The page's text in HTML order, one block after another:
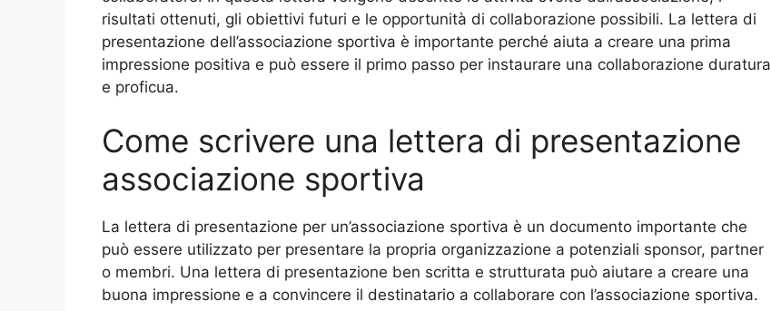
risultati ottenuti, gli obiettivi futuri e le opportunità di collaborazione possibili. La lettera di
presentazione dell’associazione sportiva è importante perché aiuta a creare una prima
impressione positiva e può essere il primo passo per instaurare una collaborazione duratura
e proficua.
Come scrivere una lettera di presentazione
associazione sportiva
La lettera di presentazione per un’associazione sportiva è un documento importante che
può essere utilizzato per presentare la propria organizzazione a potenziali sponsor, partner
o membri. Una lettera di presentazione ben scritta e strutturata può aiutare a creare una
buona impressione e a convincere il destinatario a collaborare con l’associazione sportiva.